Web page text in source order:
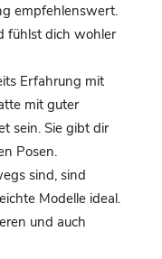
empfehlenswert.
fühlst dich wohler
Erfahrung mit
mit guter
sein. Sie gibt dir
Posen.
sind, sind
Modelle ideal.
und auch